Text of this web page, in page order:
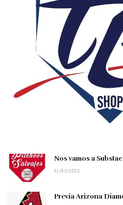
Nos vamos a
31/03/2025
Previa Arizona